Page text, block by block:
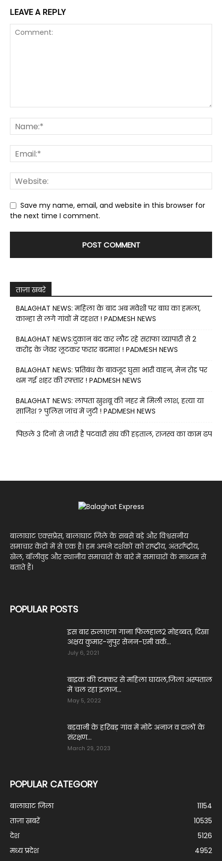
LEAVE A REPLY
Save my name, email, and website in this browser for
the next time I comment.
ताज़ा खबरे
BALAGHAT NEWS: महिला के बाद अब मवेशी पर बाघ का हमला,
कान्हा से लगे गांवों में दहशत ! PADMESH NEWS
BALAGHAT NEWS:दुकान बंद कर लौट रहे सराफा व्यापारी से 2
करोड़ के जेवर लूटकर फरार बदमाश ! PADMESH NEWS
BALAGHAT NEWS: प्रतिबंध के बावजूद घुसा भारी वाहन, मेन रोड पर
थम गई शहर की रफ्तार ! PADMESH NEWS
BALAGHAT NEWS: लापता खुशबू की नहर में मिली लाश, हत्या या
साजिश ? पुलिस जांच में जुटी ! PADMESH NEWS
पिछले 3 दिनों से जारी है पटवारी संघ की हड़ताल, राजस्व का काम ढप
बालाघाट एक्सप्रेस, बालाघाट जिले के सबसे बड़े और विश्वसनीय
समाचार केंद्रों में से एक है। हम अपने दर्शकों को राष्ट्रीय, अंतर्राष्ट्रीय,
खेल, बॉलीवुड और स्थानीय समाचारों के बारे में समाचारों के माध्यम से
बताते हैं।
POPULAR POSTS
इस बार रुलाएगा गाना फिलहाल2 मोहब्बत, दिखा
अक्षय कुमार-नुपुर सेनन-एमी वर्क...
July 6, 2021
बाइक की टक्कर से महिला घायल,जिला अस्पताल
में चल रहा इलाज...
May 5, 2022
बड़वानी के हरिबड़ गांव में मोटे अनाज व दालों के
संरक्षण...
March 29, 2023
POPULAR CATEGORY
बालाघाट जिला
11154
ताज़ा ख़बरें
10535
देश
5126
मध्य प्रदेश
4952